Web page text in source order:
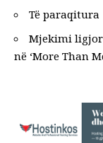
Të paraqitura
Mjekimi ligjor
në ‘More Than